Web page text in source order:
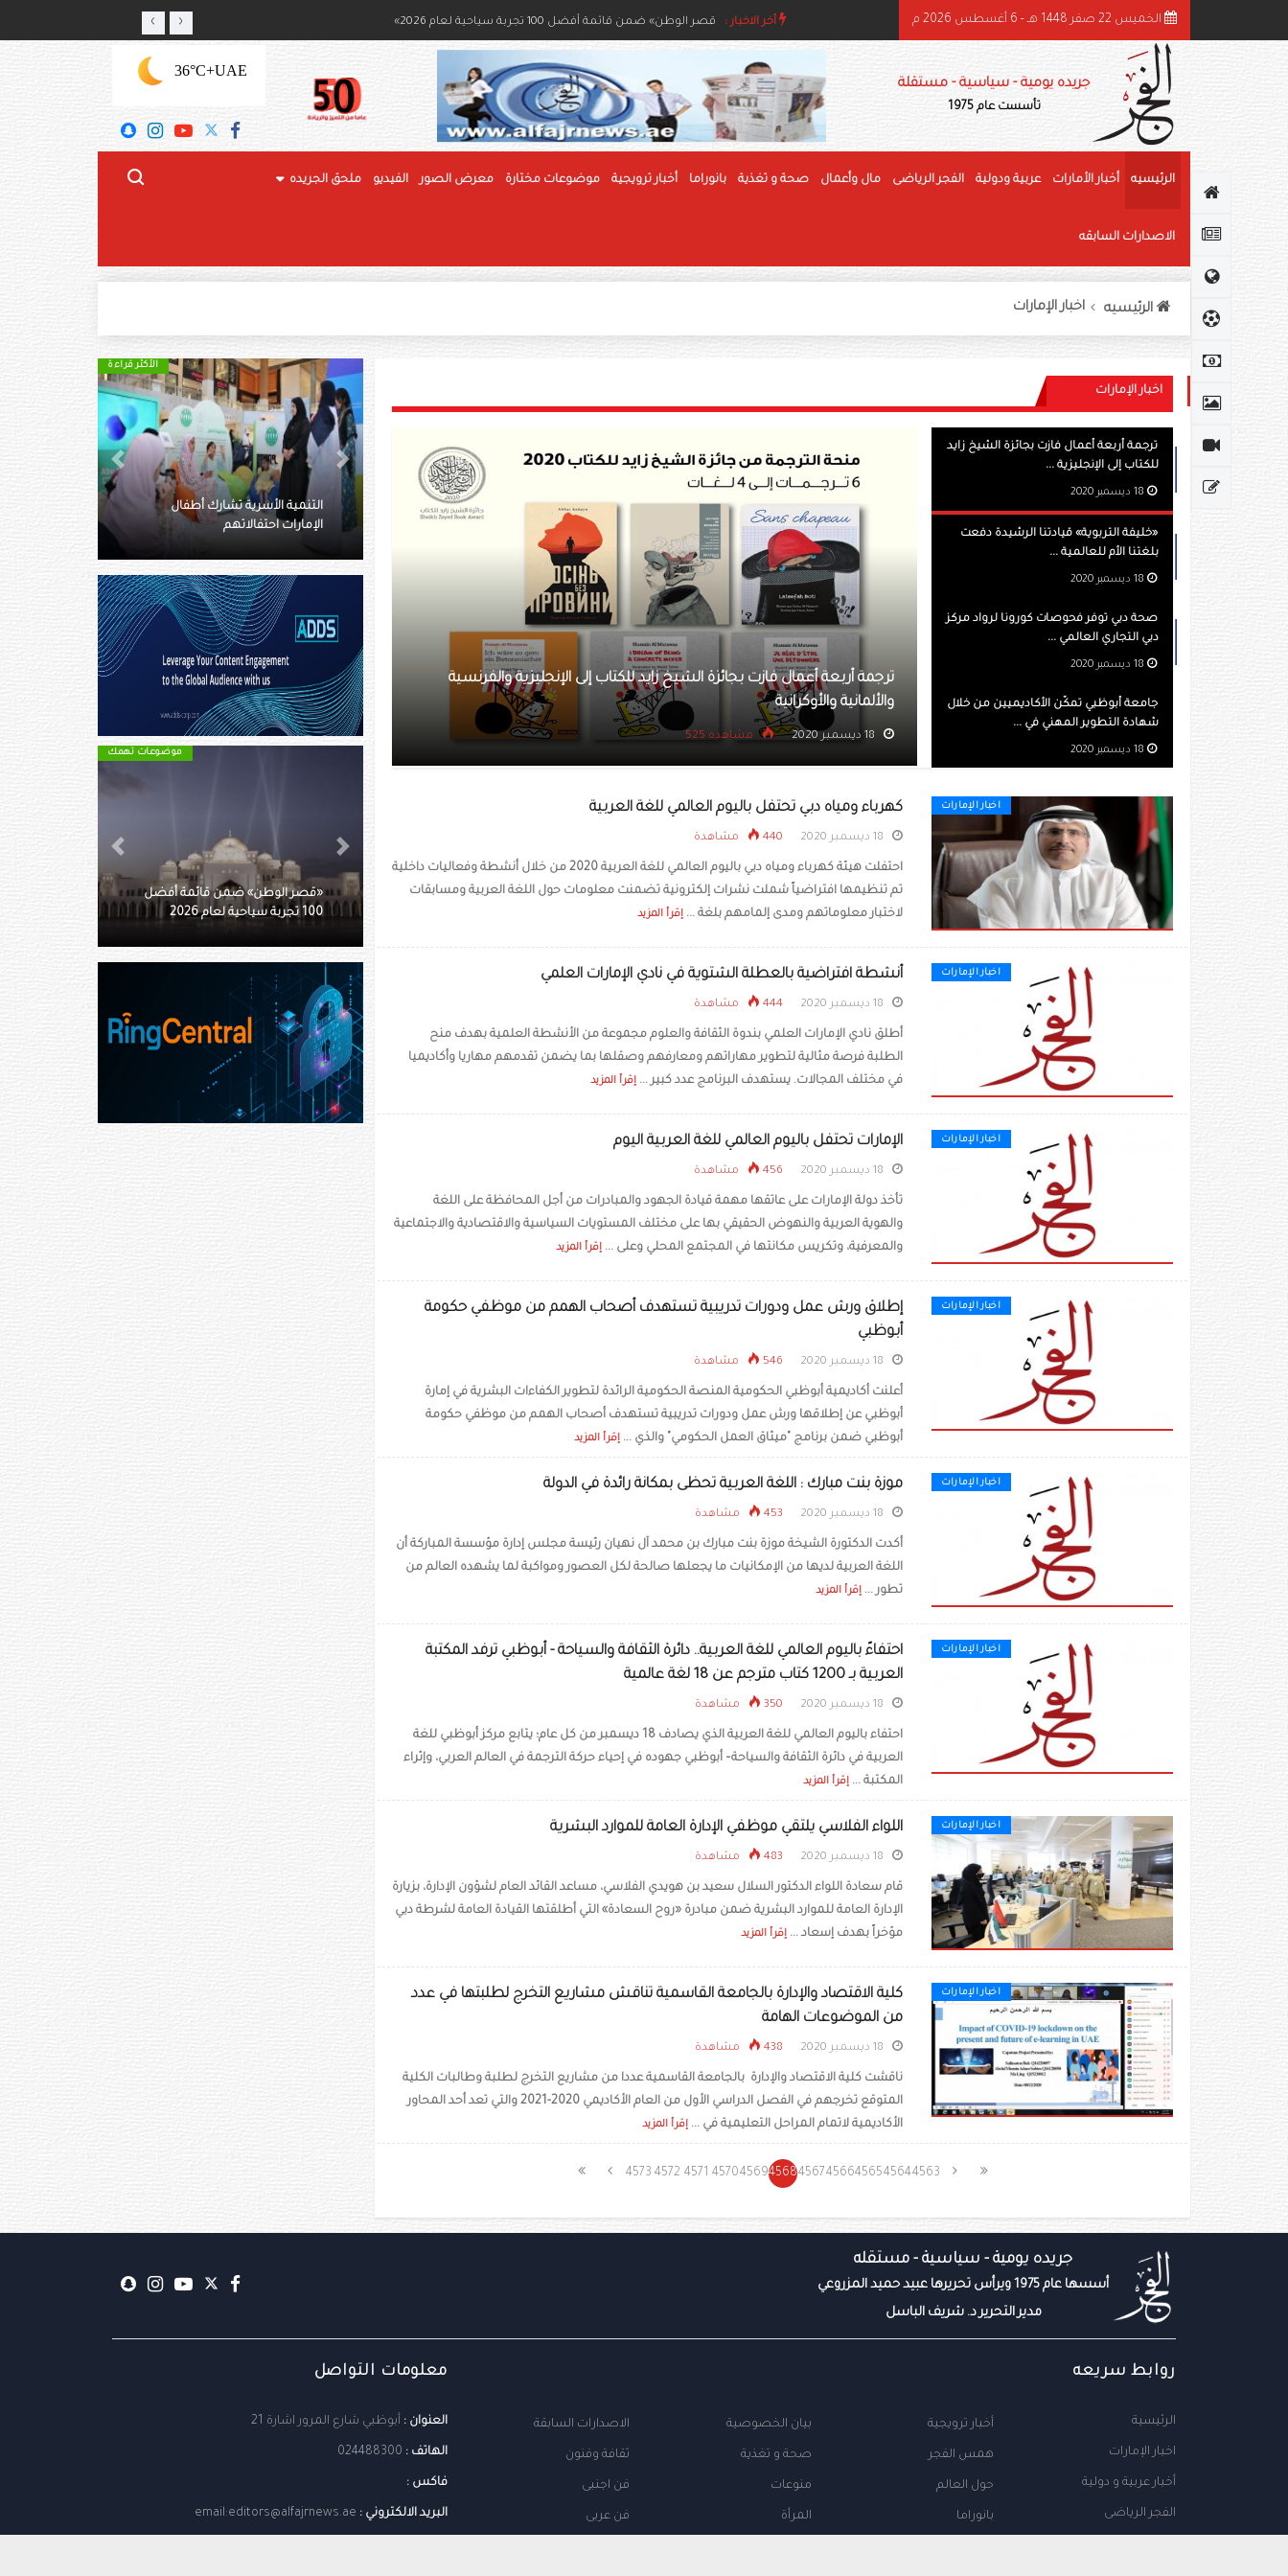
أخر الاخبار :
مسابقات الفاكهة بمهرجان الوثبة للرطب تعزز جودة الإنتاج المحلي الوثبة للرطب يتوج الفائزين في «خرايف البيت» والمانجو ‹ › الخميس 22 صفر 1448 هـ - 6 أغسطس 2026 م
جريده يومية - سياسية - مستقلة
تأسست عام 1975
UAE
+36°C
الرئيسيه أخبار الأمارات عربية ودولية الفجر الرياضى مال وأعمال صحة و تغذية بانوراما أخبار ترويجية موضوعات مختارة معرض الصور الفيديو ملحق الجريده
الاصدارات السابقه
الرئيسيه اخبار الإمارات
اخبار الإمارات
ترجمة أربعة أعمال فازت بجائزة الشيخ زايد
للكتاب إلى الإنجليزية ...
«خليفة التربوية» قيادتنا الرشيدة دفعت
بلغتنا الأم للعالمية ...
صحة دبي توفر فحوصات كورونا لرواد مركز
دبي التجاري العالمي ...
جامعة أبوظبي تمكّن الأكاديميين من خلال
شهادة التطوير المهني في ...
أربعة أعمال فازت بجائزة الشيخ زايد للكتاب إلى الإنجليزية والفرنسية
«خليفة التربوية» قيادتنا الرشيدة دفعت بلغتنا الأم للعالمية
18 ديسمبر 2020 مشاهده 506
اخبار الإمارات كهرباء ومياه دبي تحتفل باليوم العالمي للغة العربية
440 مشاهدة
احتفلت هيئة كهرباء ومياه دبي باليوم العالمي للغة العربية 2020 من خلال أنشطة وفعاليات داخلية
تم تنظيمها افتراضياً شملت نشرات إلكترونية تضمنت معلومات حول اللغة العربية ومسابقات
لاختبار معلوماتهم ومدى إلمامهم بلغة ... إقرأ المزيد
اخبار الإمارات أنشطة افتراضية بالعطلة الشتوية في نادي الإمارات العلمي
444 مشاهدة
أطلق نادي الإمارات العلمي بندوة الثقافة والعلوم مجموعة من الأنشطة العلمية بهدف منح
الطلبة فرصة مثالية لتطوير مهاراتهم ومعارفهم وصقلها بما يضمن تقدمهم مهاريا وأكاديميا
في مختلف المجالات. يستهدف البرنامج عدد كبير ... إقرأ المزيد
اخبار الإمارات الإمارات تحتفل باليوم العالمي للغة العربية اليوم
456 مشاهدة
تأخذ دولة الإمارات على عاتقها مهمة قيادة الجهود والمبادرات من أجل المحافظة على اللغة
والهوية العربية والنهوض الحقيقي بها على مختلف المستويات السياسية والاقتصادية والاجتماعية
والمعرفية، وتكريس مكانتها في المجتمع المحلي وعلى ... إقرأ المزيد
اخبار الإمارات
إطلاق ورش عمل ودورات تدريبية تستهدف أصحاب الهمم من موظفي حكومة
أبوظبي
546 مشاهدة
أعلنت أكاديمية أبوظبي الحكومية المنصة الحكومية الرائدة لتطوير الكفاءات البشرية في إمارة
أبوظبي عن إطلاقها ورش عمل ودورات تدريبية تستهدف أصحاب الهمم من موظفي حكومة
أبوظبي ضمن برنامج "ميثاق العمل الحكومي" والذي ... إقرأ المزيد
اخبار الإمارات موزة بنت مبارك : اللغة العربية تحظى بمكانة رائدة في الدولة
453 مشاهدة
أكدت الدكتورة الشيخة موزة بنت مبارك بن محمد آل نهيان رئيسة مجلس إدارة مؤسسة المباركة أن
اللغة العربية لديها من الإمكانيات ما يجعلها صالحة لكل العصور ومواكبة لما يشهده العالم من
تطور ... إقرأ المزيد
اخبار الإمارات
احتفاءً باليوم العالمي للغة العربية.. دائرة الثقافة والسياحة - أبوظبي ترفد المكتبة
العربية بـ 1200 كتاب مترجم عن 18 لغة عالمية
350 مشاهدة
احتفاء باليوم العالمي للغة العربية الذي يصادف 18 ديسمبر من كل عام؛ يتابع مركز أبوظبي للغة
العربية في دائرة الثقافة والسياحة– أبوظبي جهوده في إحياء حركة الترجمة في العالم العربي، وإثراء
المكتبة ... إقرأ المزيد
اخبار الإمارات اللواء الفلاسي يلتقي موظفي الإدارة العامة للموارد البشرية
483 مشاهدة
قام سعادة اللواء الدكتور السلال سعيد بن هويدي الفلاسي، مساعد القائد العام لشؤون الإدارة، بزيارة
الإدارة العامة للموارد البشرية ضمن مبادرة «روح السعادة» التي أطلقتها القيادة العامة لشرطة دبي
مؤخراً بهدف إسعاد ... إقرأ المزيد
اخبار الإمارات
كلية الاقتصاد والإدارة بالجامعة القاسمية تناقش مشاريع التخرج لطلبتها في عدد
من الموضوعات الهامة
438 مشاهدة
ناقشت كلية الاقتصاد والإدارة بالجامعة القاسمية عددا من مشاريع التخرج لطلبة وطالبات الكلية
المتوقع تخرجهم في الفصل الدراسي الأول من العام الأكاديمي 2020-2021 والتي تعد أحد المحاور
الأكاديمية لاتمام المراحل التعليمية في ... إقرأ المزيد
4563
4564
4565
4566
4567
4568
4569
4570
4571
4572
4573
الأكثر قراءة
التنمية الأسرية تشارك أطفال
الأعلى للأمومة والطفولة يكرم
أعضاء البرلمان الإماراتي للطفل
المنتهية عضويتهم
Previous
Next
«قصر الوطن» ضمن قائمة أفضل
موضوعات تهمك
مسابقات الفاكهة بمهرجان الوثبة
للرطب تعزز جودة الإنتاج المحلي
Previous
Next
جريده يومية - سياسية - مستقله
أسسها عام 1975 ويرأس تحريرها عبيد حميد المزروعي
مدير التحرير د. شريف الباسل
روابط سريعه
الرئيسية
اخبار الإمارات
أخبار عربية و دولية
الفجر الرياضى
أخبار ترويجية
همس الفجر
حول العالم
بانوراما
بيان الخصوصية
صحة و تغذية
منوعات
المرأة
الاصدارات السابقة
ثقافة وفنون
فن اجنبى
فن عربى
معلومات التواصل
العنوان : أبوظبي شارع المرور اشارة 21
الهاتف : 024488300
فاكس :
البريد الالكتروني : email:editors@alfajrnews.ae